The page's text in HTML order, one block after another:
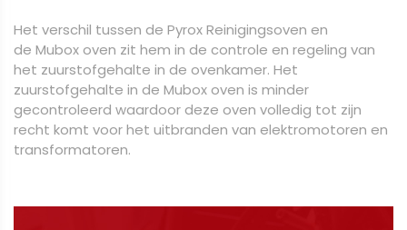
Het verschil tussen de Pyrox Reinigingsoven en
de Mubox oven zit hem in de controle en regeling van
het zuurstofgehalte in de ovenkamer. Het
zuurstofgehalte in de Mubox oven is minder
gecontroleerd waardoor deze oven volledig tot zijn
recht komt voor het uitbranden van elektromotoren en
transformatoren.